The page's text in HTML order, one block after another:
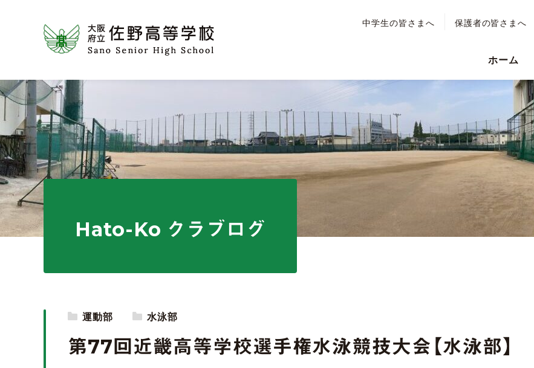
中学生の皆さまへ 保護者の皆さまへ
ホーム
Hato-Ko クラブログ
運動部 水泳部
第77回近畿高等学校選手権水泳競技大会【水泳部】